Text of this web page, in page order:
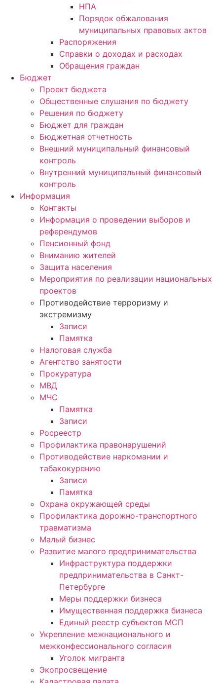
НПА
Порядок обжалования
муниципальных правовых актов
Распоряжения
Справки о доходах и расходах
Обращения граждан
Бюджет
Проект бюджета
Общественные слушания по бюджету
Решения по бюджету
Бюджет для граждан
Бюджетная отчетность
Внешний муниципальный финансовый
контроль
Внутренний муниципальный финансовый
контроль
Информация
Контакты
Информация о проведении выборов и
референдумов
Пенсионный фонд
Вниманию жителей
Защита населения
Мероприятия по реализации национальных
проектов
Противодействие терроризму и
экстремизму
Записи
Памятка
Налоговая служба
Агентство занятости
Прокуратура
МВД
МЧС
Памятка
Записи
Росреестр
Профилактика правонарушений
Противодействие наркомании и
табакокурению
Записи
Памятка
Охрана окружающей среды
Профилактика дорожно-транспортного
травматизма
Малый бизнес
Развитие малого предпринимательства
Инфраструктура поддержки
предпринимательства в Санкт-
Петербурге
Меры поддержки бизнеса
Имущественная поддержка бизнеса
Единый реестр субъектов МСП
Укрепление межнационального и
межконфессионального согласия
Уголок мигранта
Экопросвещение